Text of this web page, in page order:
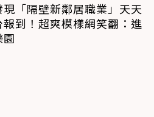
現「隔壁新鄰居職業」天天
報到！超爽模樣網笑翻：進
園